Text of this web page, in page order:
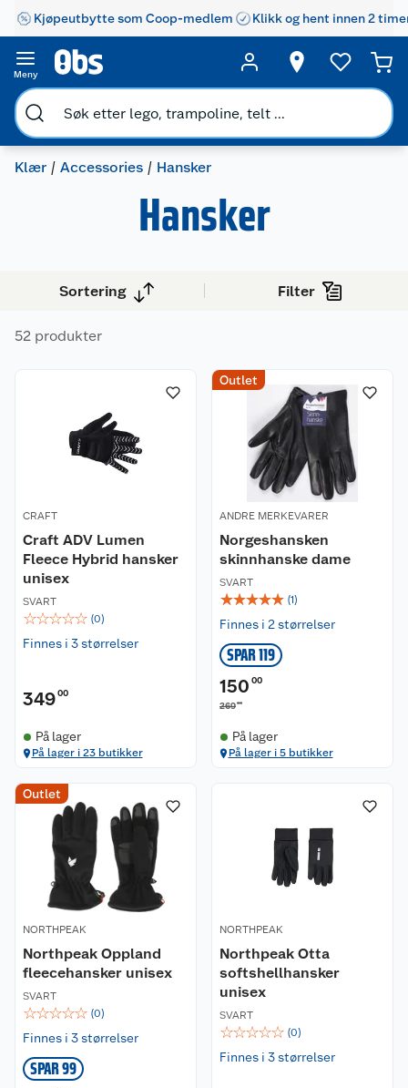
Kjøpeutbytte som Coop-medlem Klikk og hent innen 2
Meny
Klær Accessories Hansker
Hansker
Sortering Filter
52 produkter
CRAFT
Craft ADV Lumen
Fleece Hybrid hansker
unisex
SVART
☆☆☆☆☆ (0)
Finnes i 3 størrelser
34900
På lager
På lager i 23 butikker
Outlet
ANDRE MERKEVARER
Norgeshansken
skinnhanske dame
SVART
☆☆☆☆☆ (1)
Finnes i 2 størrelser
SPAR 119
150 00
26900
På lager
På lager i 5 butikker
Outlet
NORTHPEAK
Northpeak Oppland
fleecehansker unisex
SVART
☆☆☆☆☆ (0)
Finnes i 3 størrelser
SPAR 99
NORTHPEAK
Northpeak Otta
softshellhansker
unisex
SVART
☆☆☆☆☆ (0)
Finnes i 3 størrelser